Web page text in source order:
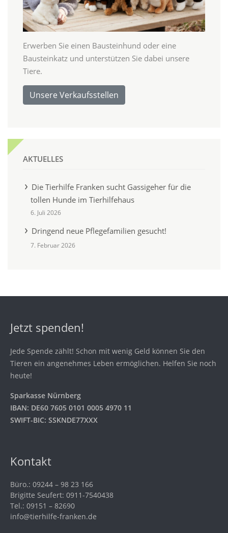
Erwerben Sie einen Bausteinhund oder eine
Bausteinkatz und unterstützen Sie dabei unsere
Tiere.
Unsere Verkaufsstellen
AKTUELLES
Die Tierhilfe Franken sucht Gassigeher für die
tollen Hunde im Tierhilfehaus
6. Juli 2026
Dringend neue Pflegefamilien gesucht!
7. Februar 2026
Jetzt spenden!
Jede Spende zählt! Schon mit wenig Geld können Sie den
Tieren ein angenehmes Leben ermöglichen. Helfen Sie noch
heute!
Sparkasse Nürnberg
IBAN: DE60 7605 0101 0005 4970 11
SWIFT-BIC: SSKNDE77XXX
Kontakt
Büro.: 09244 – 98 23 166
Brigitte Seufert: 0911-7540438
Tel.: 09151 – 82690
info@tierhilfe-franken.de